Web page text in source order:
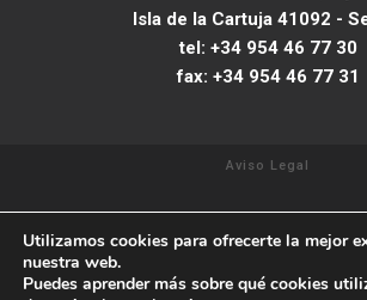
Isla de la Cartuja 41092 -
tel: +34 954 46 77 30
fax: +34 954 46 77 31
Aviso Legal
Utilizamos cookies para ofrecerte la mejor
nuestra web.
Puedes aprender más sobre qué cookies